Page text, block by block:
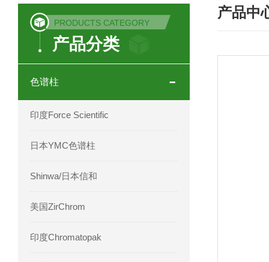
COSMOSIL 1.8PBr五溴苯基色谱柱
菟丝子 柠檬黄色谱柱
印度Force Scientific Rubitas色谱柱
PRODUCTS CATEGORY
产品分类
色谱柱
印度Force Scientific
日本YMC色谱柱
Shinwa/日本信和
美国ZirChrom
印度Chromatopak
产品中